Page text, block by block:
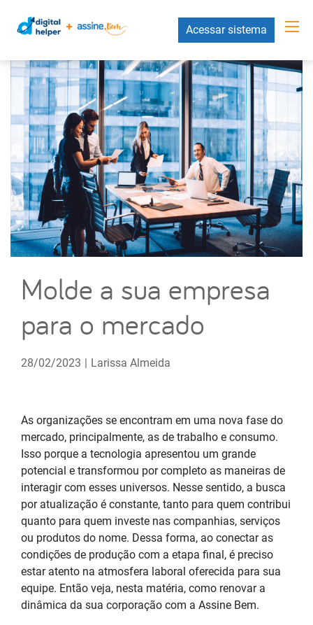
Acessar sistema
Molde a sua empresa
para o mercado
28/02/2023 | Larissa Almeida
As organizações se encontram em uma nova fase do
mercado, principalmente, as de trabalho e consumo.
Isso porque a tecnologia apresentou um grande
potencial e transformou por completo as maneiras de
interagir com esses universos. Nesse sentido, a busca
por atualização é constante, tanto para quem contribui
quanto para quem investe nas companhias, serviços
ou produtos do nome. Dessa forma, ao conectar as
condições de produção com a etapa final, é preciso
estar atento na atmosfera laboral oferecida para sua
equipe. Então veja, nesta matéria, como renovar a
dinâmica da sua corporação com a Assine Bem.